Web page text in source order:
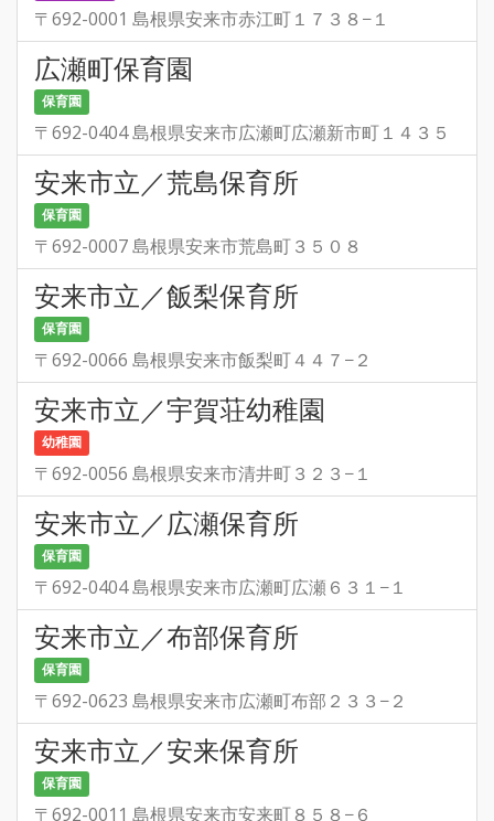
〒692-0001 島根県安来市赤江町１７３８−１
広瀬町保育園
保育園
〒692-0404 島根県安来市広瀬町広瀬新市町１４３５
安来市立／荒島保育所
保育園
〒692-0007 島根県安来市荒島町３５０８
安来市立／飯梨保育所
保育園
〒692-0066 島根県安来市飯梨町４４７−２
安来市立／宇賀荘幼稚園
幼稚園
〒692-0056 島根県安来市清井町３２３−１
安来市立／広瀬保育所
保育園
〒692-0404 島根県安来市広瀬町広瀬６３１−１
安来市立／布部保育所
保育園
〒692-0623 島根県安来市広瀬町布部２３３−２
安来市立／安来保育所
保育園
〒692-0011 島根県安来市安来町８５８−６